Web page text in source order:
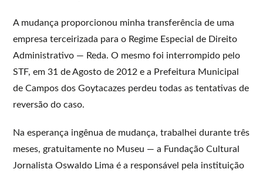
A mudança proporcionou minha transferência de uma
empresa terceirizada para o Regime Especial de Direito
Administrativo — Reda. O mesmo foi interrompido pelo
STF, em 31 de Agosto de 2012 e a Prefeitura Municipal
de Campos dos Goytacazes perdeu todas as tentativas de
reversão do caso.
Na esperança ingênua de mudança, trabalhei durante três
meses, gratuitamente no Museu — a Fundação Cultural
Jornalista Oswaldo Lima é a responsável pela instituição